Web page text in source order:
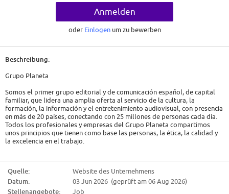
Anmelden
oder Einlogen um zu bewerben
Beschreibung:
Grupo Planeta
Somos el primer grupo editorial y de comunicación español, de capital
familiar, que lidera una amplia oferta al servicio de la cultura, la
formación, la información y el entretenimiento audiovisual, con presencia
en más de 20 países, conectando con 25 millones de personas cada día.
Todos los profesionales y empresas del Grupo Planeta compartimos
unos principios que tienen como base las personas, la ética, la calidad y
la excelencia en el trabajo.
Descripción de la oferta
Desde Grupo Planeta nos encontramos en la búsqueda de un/a Product
Quelle:
Website des Unternehmens
Datum:
03 Jun 2026 (geprüft am 06 Aug 2026)
Stellenangebote:
Job